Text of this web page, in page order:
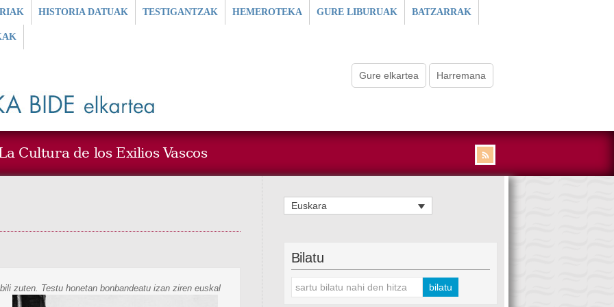
HISTORIA DATUAK TESTIGANTZAK HEMEROTEKA GURE LIBURUAK BATZARRAK
Gure elkartea Harremana
Cultura de los Exilios Vascos
zuten. Testu honetan bonbandeatu izan ziren euskal
Euskara
Bilatu